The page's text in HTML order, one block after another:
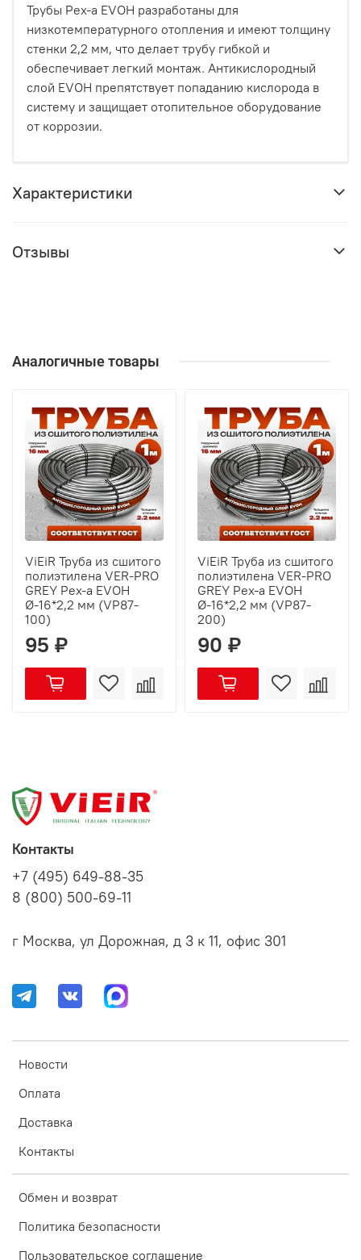
Трубы Pex-а EVOH разработаны для
низкотемпературного отопления и имеют толщину
стенки 2,2 мм, что делает трубу гибкой и
обеспечивает легкий монтаж. Антикислородный
слой EVOH препятствует попаданию кислорода в
систему и защищает отопительное оборудование
от коррозии.
Характеристики
Отзывы
Аналогичные товары
ViEiR Труба из сшитого
полиэтилена VER-PRO
GREY Pex-а EVOH
Ø-16*2,2 мм (VP87-
100)
95 ₽
ViEiR Труба из сшитого
полиэтилена VER-PRO
GREY Pex-а EVOH
Ø-16*2,2 мм (VP87-
200)
90 ₽
Новости
Оплата
Доставка
Контакты
Обмен и возврат
Политика безопасности
Пользовательское соглашение
Контакты
+7 (495) 649-88-35
8 (800) 500-69-11
г Москва, ул Дорожная, д 3 к 11, офис 301